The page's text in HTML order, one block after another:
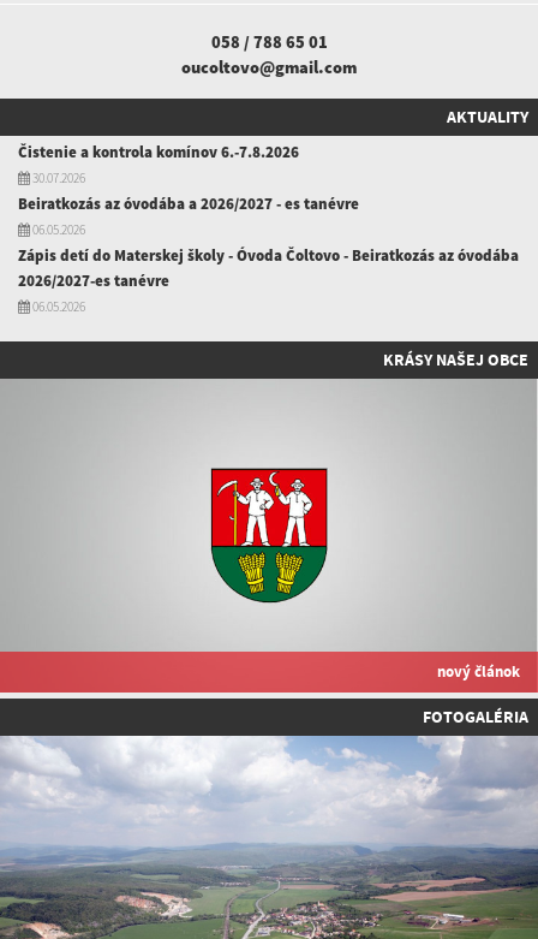
058 / 788 65 01
oucoltovo@gmail.com
AKTUALITY
Čistenie a kontrola komínov 6.-7.8.2026
30.07.2026
Beiratkozás az óvodába a 2026/2027 - es tanévre
06.05.2026
Zápis detí do Materskej školy - Óvoda Čoltovo - Beiratkozás az óvodába
2026/2027-es tanévre
06.05.2026
KRÁSY NAŠEJ OBCE
nový článok
FOTOGALÉRIA